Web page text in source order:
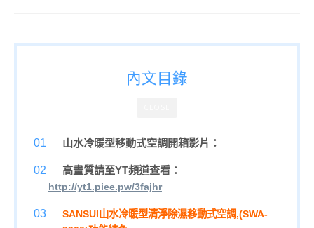
內文目錄
山水冷暖型移動式空調 開箱影片：
高畫質請至YT頻道查看：
http://yt1.piee.pw/3fajhr
SANSUI山水冷暖型清淨除濕移動式空調,(SWA-